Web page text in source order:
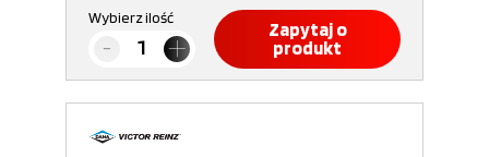
Wybierz ilość
Zapytaj o
produkt